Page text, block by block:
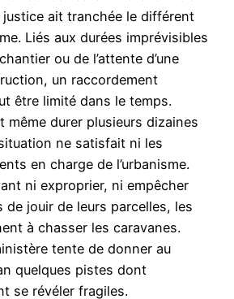
justice ait tranchée le différent
Liés aux durées imprévisibles
ou de l’attente d’une
un raccordement
être limité dans le temps.
même durer plusieurs dizaines
ne satisfait ni les
en charge de l’urbanisme.
ni exproprier, ni empêcher
de jouir de leurs parcelles, les
à chasser les caravanes.
tente de donner au
quelques pistes dont
se révéler fragiles.